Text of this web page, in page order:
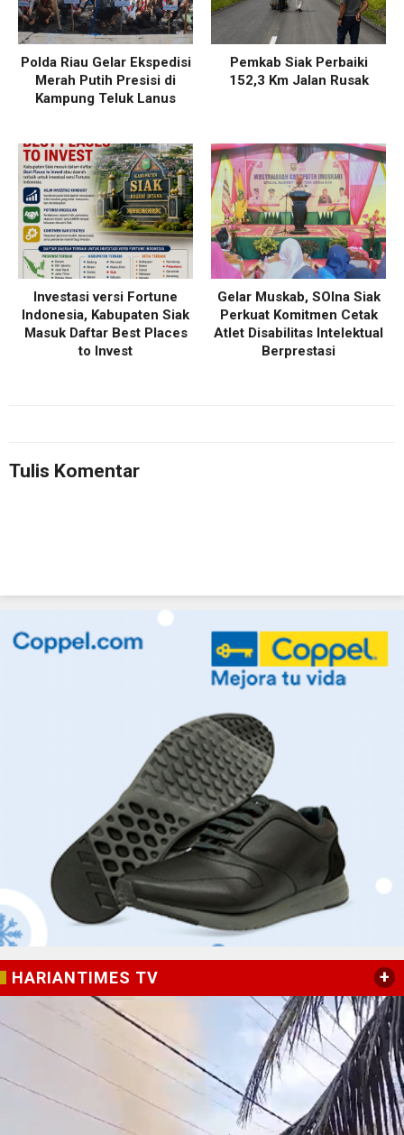
Polda Riau Gelar Ekspedisi
Merah Putih Presisi di
Kampung Teluk Lanus
Pemkab Siak Perbaiki
152,3 Km Jalan Rusak
Investasi versi Fortune
Indonesia, Kabupaten Siak
Masuk Daftar Best Places
to Invest
Gelar Muskab, SOIna Siak
Perkuat Komitmen Cetak
Atlet Disabilitas Intelektual
Berprestasi
Tulis Komentar
HARIANTIMES TV +